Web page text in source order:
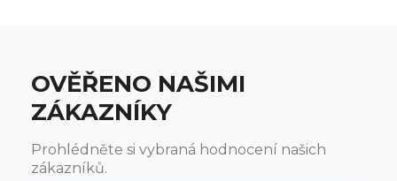
OVĚŘENO NAŠIMI
ZÁKAZNÍKY
Prohlédněte si vybraná hodnocení našich
zákazníků.